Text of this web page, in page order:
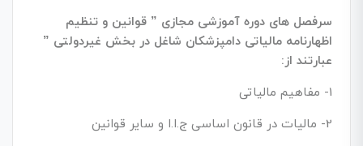
سرفصل های دوره آموزشی مجازی ” قوانین و تنظیم
اظهارنامه مالیاتی دامپزشکان شاغل در بخش غیردولتی ”
عبارتند از:
1- مفاهیم مالیاتی
2- مالیات در قانون اساسی ج.ا.ا و سایر قوانین